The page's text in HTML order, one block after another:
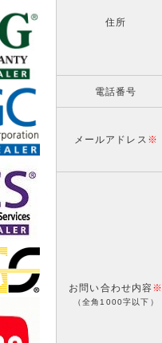
住所
電話番号
メールアドレス ※
お問い合わせ内容※
（全角1000字以下）